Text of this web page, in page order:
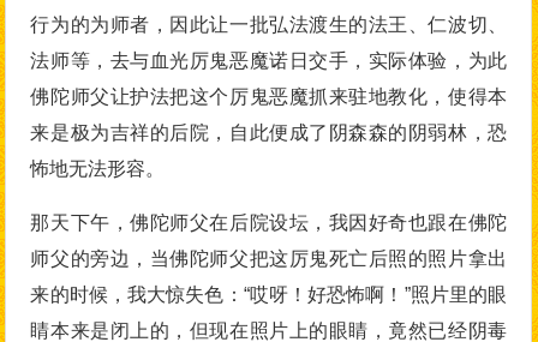
行为的为师者，因此让一批弘法渡生的法王、仁波切、
法师等，去与血光厉鬼恶魔诺日交手，实际体验，为此
佛陀师父让护法把这个厉鬼恶魔抓来驻地教化，使得本
来是极为吉祥的后院，自此便成了阴森森的阴弱林，恐
怖地无法形容。
那天下午，佛陀师父在后院设坛，我因好奇也跟在佛陀
师父的旁边，当佛陀师父把这厉鬼死亡后照的照片拿出
来的时候，我大惊失色：“哎呀！好恐怖啊！”照片里的眼
睛本来是闭上的，但现在照片上的眼睛，竟然已经阴毒